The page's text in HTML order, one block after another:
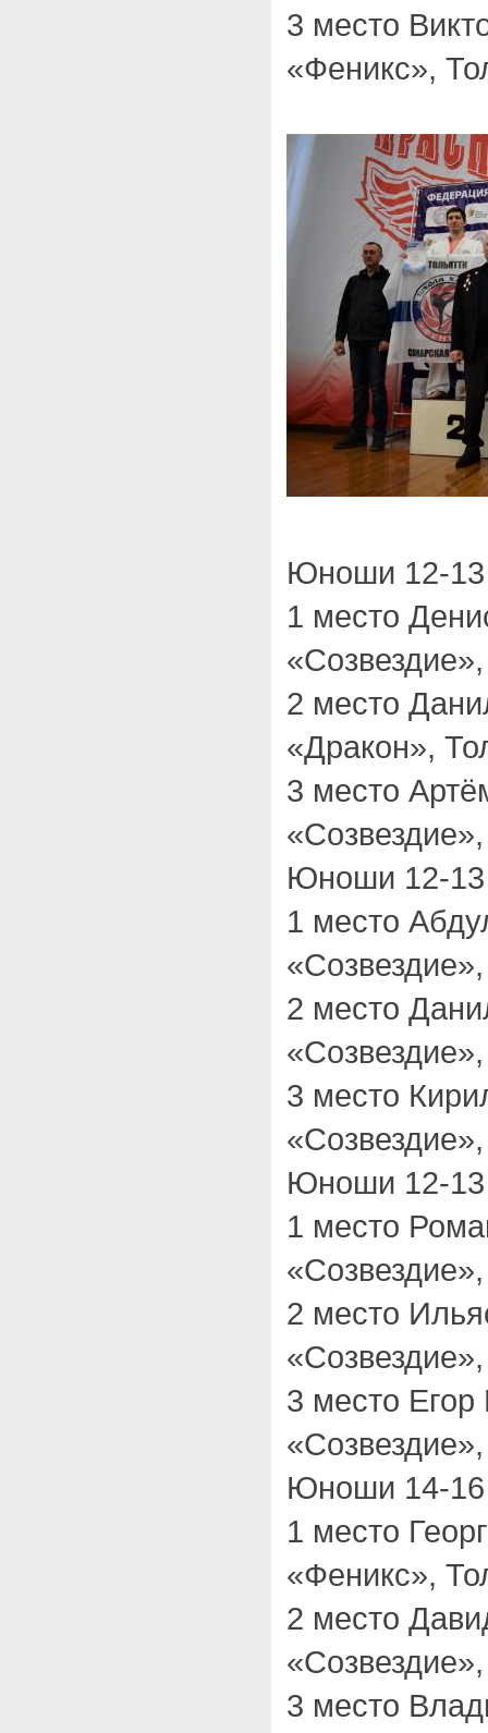
3 место
«Феникс»,
Юноши 12-13
1 место
2 место
«Дракон»,
3 место
Юноши 12-13
1 место
2 место
3 место
Юноши 12-13
1 место
2 место
3 место
Юноши 14-16
1 место
«Феникс»,
2 место
3 место